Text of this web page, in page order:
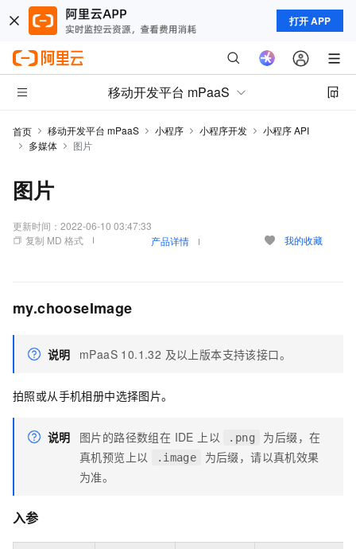
打开 APP
移动开发平台 mPaaS
首页 移动开发平台 mPaaS 小程序 小程序开发
小程序 API
多媒体
图片
图片
更新时间： 2022-06-10 03:47:33
复制 MD 格式
产品详情 我的收藏
my.chooseImage
说明 mPaaS 10.1.32 及以上版本支持该接口。
拍照或从手机相册中选择图片。
说明 图片的路径数组在 IDE 上以 .png
为后缀，在
真机预览上以
.image
为后缀，请以真机效果
为准。
入参